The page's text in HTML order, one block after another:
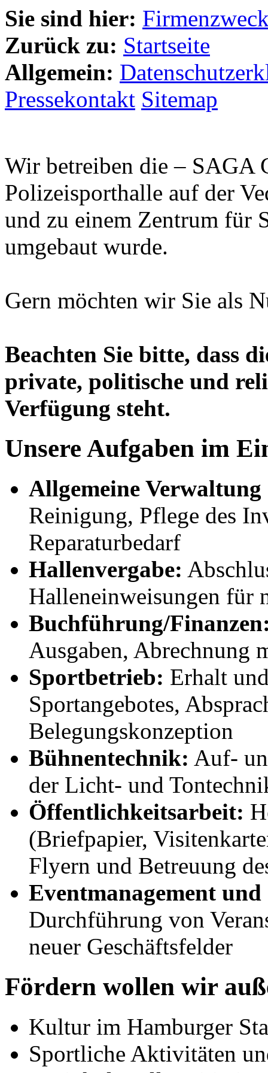
Sie sind hier:
Zurück zu: Startseite
Allgemein:
Pressekontakt Sitemap
Wir betreiben die – SAGA
Polizeisporthalle auf der
und zu einem Zentrum für
umgebaut wurde.
Gern möchten wir Sie als
Beachten Sie bitte, dass
private, politische und
Verfügung steht.
Unsere Aufgaben im
Allgemeine
Reinigung, Pflege des
Reparaturbedarf
Hallenvergabe:
Halleneinweisungen für
Buchführung/
Ausgaben, Abrechnung
Sportbetrieb: Erhalt
Sportangebotes,
Belegungskonzeption
Bühnentechnik: Auf-
der Licht- und
Öffentlichkeitsarbeit:
(Briefpapier,
Flyern und Betreuung
Eventmanagement
Durchführung von
neuer Geschäftsfelder
Fördern wollen wir
Kultur im Hamburger
Sportliche Aktivitäten